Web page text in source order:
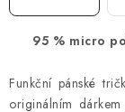
95 % micro
Funkční pánské
originálním